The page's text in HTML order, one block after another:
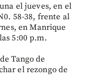
el jueves, en el
58-38, frente al
en Manrique
5:00 p.m.
Tango de
el rezongo de